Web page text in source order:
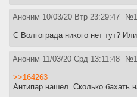
Аноним 10/03/20 Втр 23:29:47 №
С Волгограда никого нет тут?
Аноним 11/03/20 Срд 13:11:48 №
>>164263
Антипар нашел. Сколько бахать